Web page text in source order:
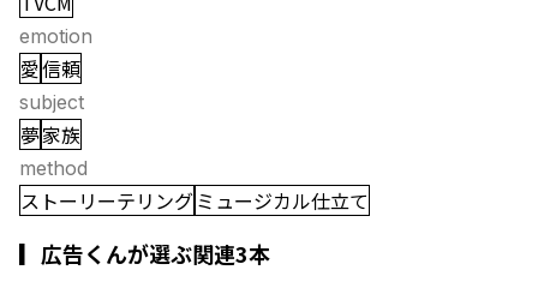
emotion
愛信頼
subject
夢家族
method
ストーリーテリングミュージカル仕立て
▎広告くんが選ぶ関連3本